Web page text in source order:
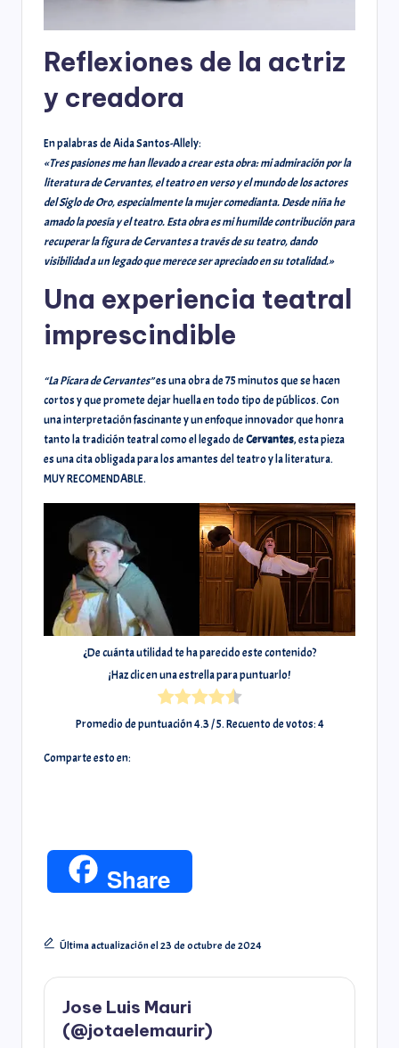
Reflexiones de la actriz
y creadora
En palabras de Aida Santos-Allely:
«Tres pasiones me han llevado a crear esta obra: mi admiración por la
literatura de Cervantes, el teatro en verso y el mundo de los actores
del Siglo de Oro, especialmente la mujer comedianta. Desde niña he
amado la poesía y el teatro. Esta obra es mi humilde contribución para
recuperar la figura de Cervantes a través de su teatro, dando
visibilidad a un legado que merece ser apreciado en su totalidad.»
Una experiencia teatral
imprescindible
“La Pícara de Cervantes”es una obra de 75 minutos que se hacen
cortos y que promete dejar huella en todo tipo de públicos. Con
una interpretación fascinante y un enfoque innovador que honra
tanto la tradición teatral como el legado deCervantes, esta pieza
es una cita obligada para los amantes del teatro y la literatura.
MUY RECOMENDABLE.
¿De cuánta utilidad te ha parecido este contenido?
¡Haz clic en una estrella para puntuarlo!
Promedio de puntuación4.3/ 5. Recuento de votos:4
Comparte esto en:
a
c
b
o
w
i
t
e
a
s
A
L l e
Share
r
Última actualización el 23 de octubre de 2024
Jose Luis Mauri
(@jotaelemaurir)